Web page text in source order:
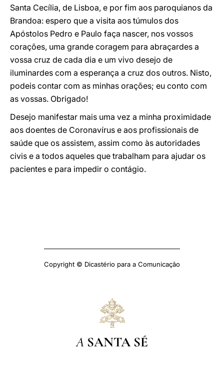
Santa Cecília, de Lisboa, e por fim aos paroquianos da
Brandoa: espero que a visita aos túmulos dos
Apóstolos Pedro e Paulo faça nascer, nos vossos
corações, uma grande coragem para abraçardes a
vossa cruz de cada dia e um vivo desejo de
iluminardes com a esperança a cruz dos outros. Nisto,
podeis contar com as minhas orações; eu conto com
as vossas. Obrigado!
Desejo manifestar mais uma vez a minha proximidade
aos doentes de Coronavírus e aos profissionais de
saúde que os assistem, assim como às autoridades
civis e a todos aqueles que trabalham para ajudar os
pacientes e para impedir o contágio.
Copyright © Dicastério para a Comunicação
A SANTA SÉ